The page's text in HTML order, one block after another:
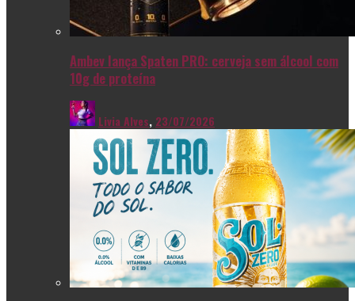
Ambev lança Spaten PRO: cerveja sem álcool com
10g de proteína
Livia Alves, 23/07/2026